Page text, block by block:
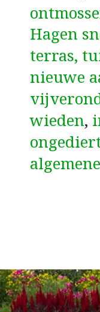
Hagen
terras,
nieuwe
wieden,